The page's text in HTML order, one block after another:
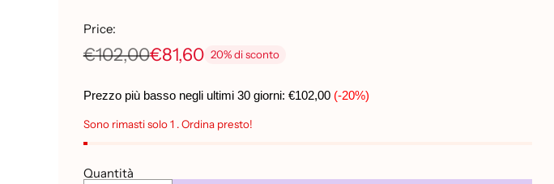
Price:
Prezzo
di
listino
€102,00€81,60 20% di sconto
Prezzo più basso negli ultimi 30 giorni: €102,00 (-20%)
Sono rimasti solo 1 . Ordina presto!
Quantità